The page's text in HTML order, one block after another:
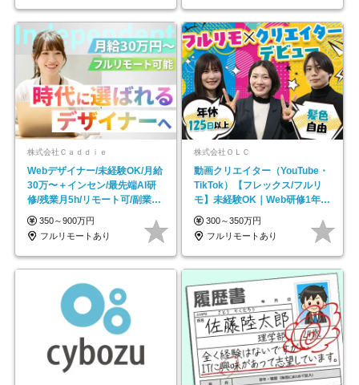
株式会社Ｃａｄｄｉｅ
Webデザイナー/未経験OK/月給
30万〜＋インセン/最先端AI研
修/残業月5h/リモート可/副業
OK
350～900万円
フルリモートあり
株式会社ＯＬＣ
動画クリエイター（YouTube・
TikTok）【フレックス/フルリ
モ】未経験OK｜Web研修1年間
｜副業OK
300～350万円
フルリモートあり